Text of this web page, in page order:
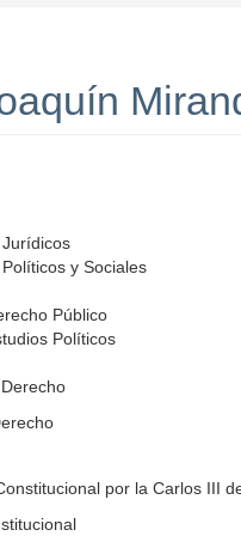
y Sociales
Público
Políticos
por la Carlos III